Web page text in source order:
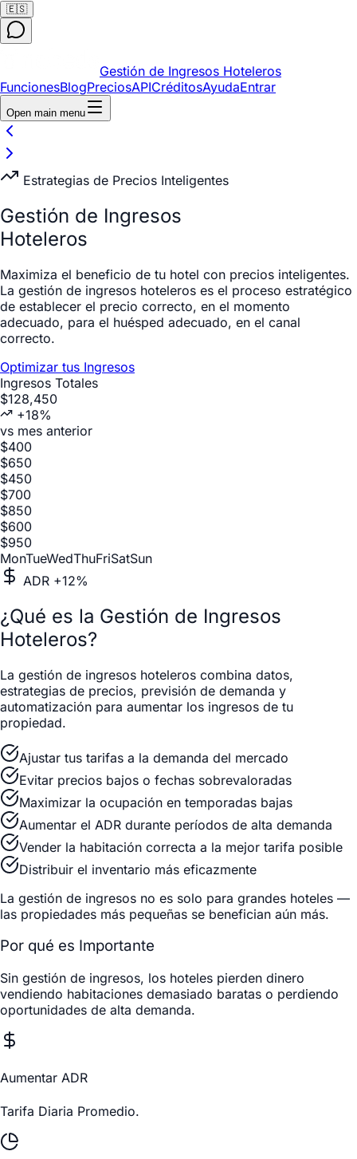
🇪🇸
Gestión de Ingresos Hoteleros
FuncionesBlogPreciosAPICréditosAyudaEntrar
Open main menu
Estrategias de Precios Inteligentes
Gestión de Ingresos
Hoteleros
Maximiza el beneficio de tu hotel con precios inteligentes.
La gestión de ingresos hoteleros es el proceso estratégico
de establecer el precio correcto, en el momento
adecuado, para el huésped adecuado, en el canal
correcto.
Optimizar tus Ingresos
Ingresos Totales
$128,450
+18%
vs mes anterior
$400
$650
$450
$700
$850
$600
$950
MonTueWedThuFriSatSun
ADR +12%
¿Qué es la Gestión de Ingresos
Hoteleros?
La gestión de ingresos hoteleros combina datos,
estrategias de precios, previsión de demanda y
automatización para aumentar los ingresos de tu
propiedad.
Ajustar tus tarifas a la demanda del mercado
Evitar precios bajos o fechas sobrevaloradas
Maximizar la ocupación en temporadas bajas
Aumentar el ADR durante períodos de alta demanda
Vender la habitación correcta a la mejor tarifa posible
Distribuir el inventario más eficazmente
La gestión de ingresos no es solo para grandes hoteles —
las propiedades más pequeñas se benefician aún más.
Por qué es Importante
Sin gestión de ingresos, los hoteles pierden dinero
vendiendo habitaciones demasiado baratas o perdiendo
oportunidades de alta demanda.
Aumentar ADR
Tarifa Diaria Promedio.